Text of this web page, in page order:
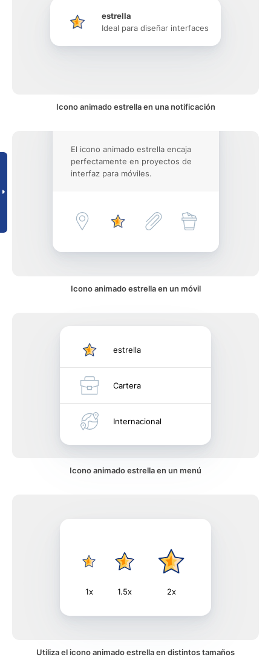
estrella
Ideal para diseñar interfaces
Icono animado estrella en una notificación
El icono animado estrella encaja
perfectamente en proyectos de
interfaz para móviles.
Icono animado estrella en un móvil
estrella
Cartera
Internacional
Icono animado estrella en un menú
1x 1.5x 2x
Utiliza el icono animado estrella en distintos tamaños